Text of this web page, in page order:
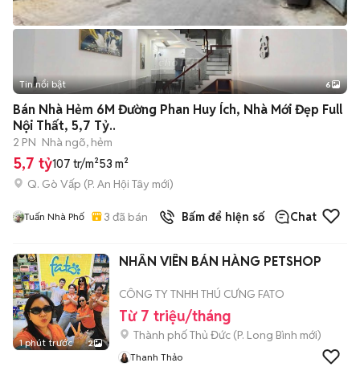
+2
Tin nổi bật 6
Bán Nhà Hẻm 6M Đường Phan Huy Ích, Nhà Mới Đẹp Full
Nội Thất, 5,7 Tỷ..
2 PN Nhà ngõ, hẻm
5,7 tỷ107 tr/m²53 m²
Q. Gò Vấp (P. An Hội Tây mới)
Tuấn Nhà Phố 3 đã bán Bấm để hiện số Chat
1 phút trước 2
NHÂN VIÊN BÁN HÀNG PETSHOP
CÔNG TY TNHH THÚ CƯNG FATO
Từ 7 triệu/tháng
Thành phố Thủ Đức (P. Long Bình mới)
Thanh Thảo